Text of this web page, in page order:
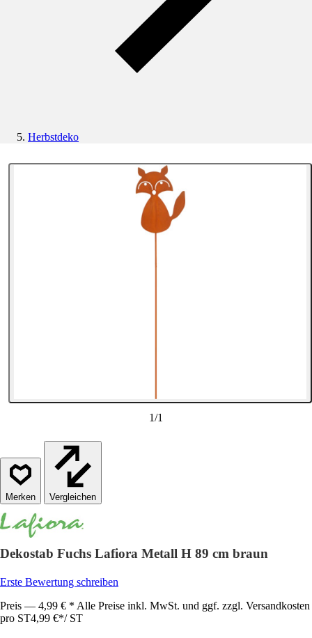
Herbstdeko
1/1
Vergleichen
Dekostab Fuchs Lafiora Metall H 89 cm braun
Erste Bewertung schreiben
Preis — 4,99 € * Alle Preise inkl. MwSt. und ggf. zzgl. Versandkosten
pro ST4,99 €*/ ST